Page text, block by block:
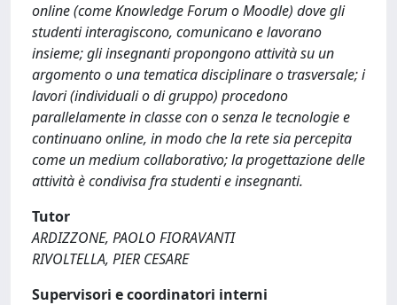
online (come Knowledge Forum o Moodle) dove gli
studenti interagiscono, comunicano e lavorano
insieme; gli insegnanti propongono attività su un
argomento o una tematica disciplinare o trasversale; i
lavori (individuali o di gruppo) procedono
parallelamente in classe con o senza le tecnologie e
continuano online, in modo che la rete sia percepita
come un medium collaborativo; la progettazione delle
attività è condivisa fra studenti e insegnanti.
Tutor
ARDIZZONE, PAOLO FIORAVANTI
RIVOLTELLA, PIER CESARE
Supervisori e coordinatori interni